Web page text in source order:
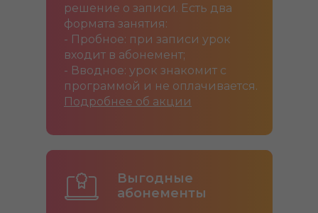
Выгодные
абонементы
решение о записи. Есть два
формата занятия:
- Пробное: при записи урок
входит в абонемент;
- Вводное: урок знакомит с
программой и не оплачивается.
Подробнее об акции